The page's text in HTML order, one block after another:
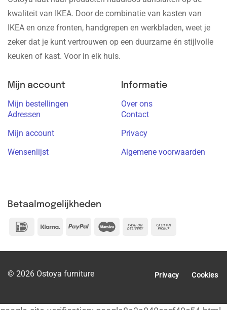
kwaliteit van IKEA. Door de combinatie van kasten van
IKEA en onze fronten, handgrepen en werkbladen, weet je
zeker dat je kunt vertrouwen op een duurzame én stijlvolle
keuken of kast. Voor in elk huis.
Mijn account
Mijn bestellingen
Adressen
Mijn account
Wensenlijst
Informatie
Over ons
Contact
Privacy
Algemene voorwaarden
Betaalmogelijkheden
IDeal Klarna PayPal Maestro Cash
DeliveryPickup
© 2026 Ostoya furniture Privacy Cookies